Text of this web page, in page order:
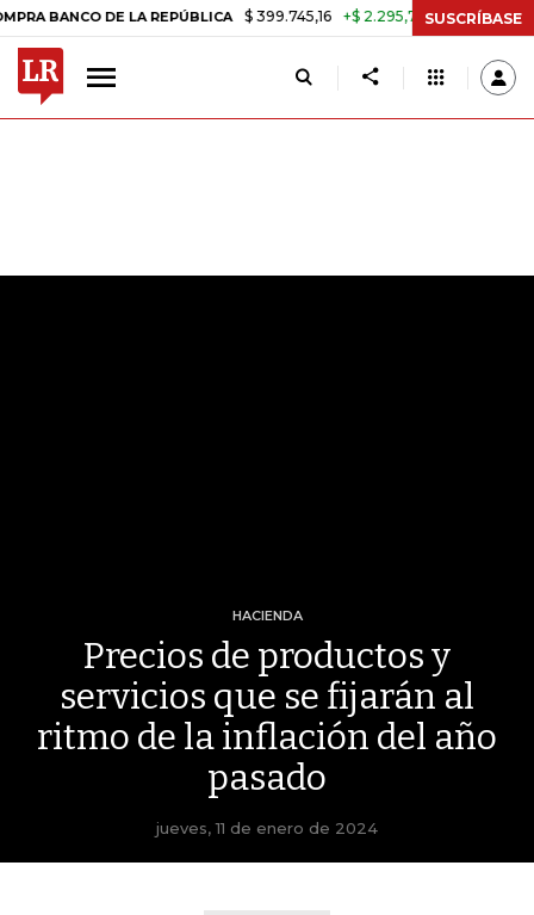
DE LA REPÚBLICA $ 399.745,16 +$ 2.295,71 +0,58% TASA DE
SUSCRÍBASE
HACIENDA
Precios de productos y
servicios que se fijarán al
ritmo de la inflación del año
pasado
jueves, 11 de enero de 2024